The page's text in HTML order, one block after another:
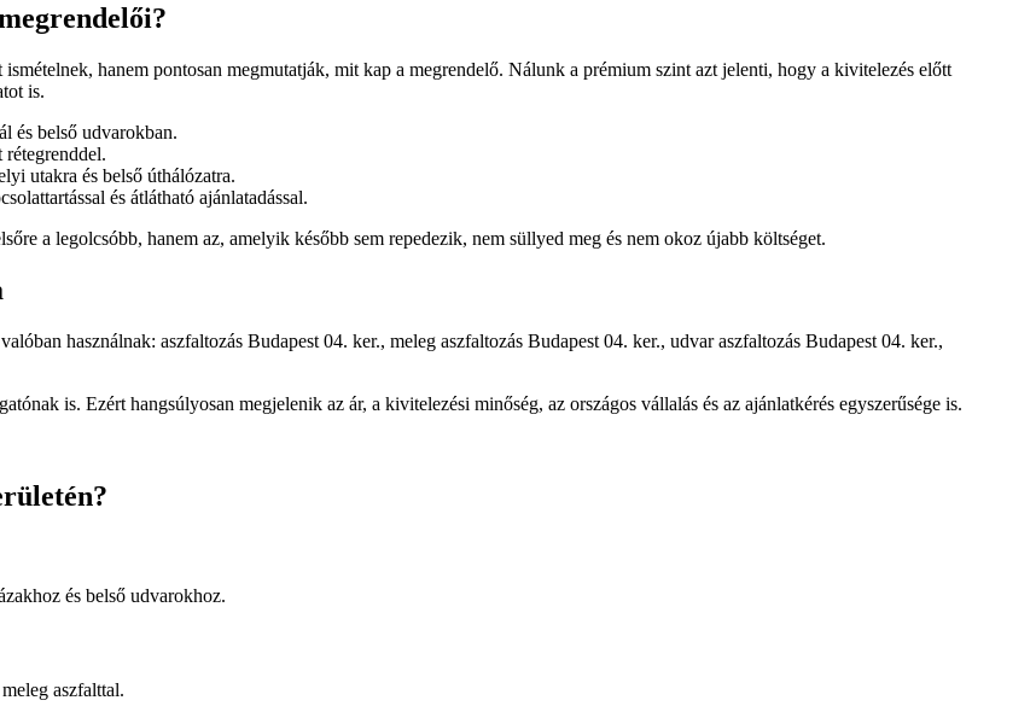
ismételnek, hanem pontosan megmutatják, mit kap a megrendelő. Nálunk a prémium szint azt jelenti, hogy a kivitelezés előtt
is.
és belső udvarokban.
utakra és belső úthálózatra.
és átlátható ajánlatadással.
a legolcsóbb, hanem az, amelyik később sem repedezik, nem süllyed meg és nem okoz újabb költséget.
használnak: aszfaltozás Budapest 04. ker., meleg aszfaltozás Budapest 04. ker., udvar aszfaltozás Budapest 04. ker.,
is. Ezért hangsúlyosan megjelenik az ár, a kivitelezési minőség, az országos vállalás és az ajánlatkérés egyszerűsége is.
és belső udvarokhoz.
aszfalttal.